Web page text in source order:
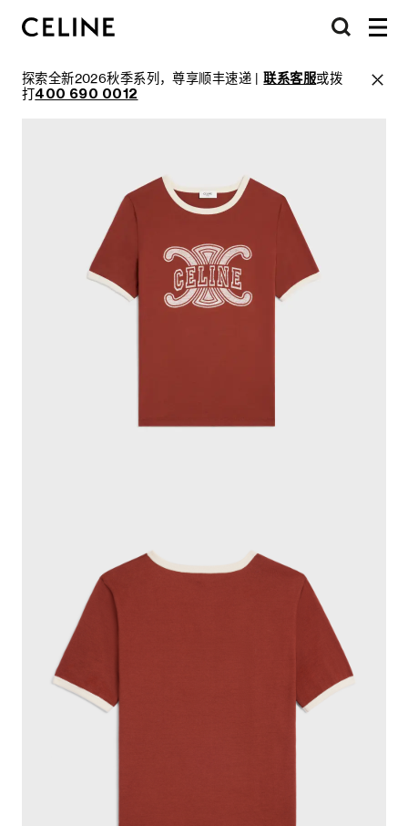
探索全新2026秋季系列，尊享顺丰速递 |联系客服或拨
打400 690 0012